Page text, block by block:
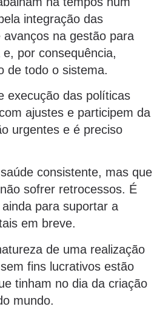
integração das
na gestão para
por consequência,
de todo o sistema.
execução das políticas
ajustes e participem da
urgentes e é preciso
consistente, mas que
sofrer retrocessos. É
para suportar a
em breve.
de uma realização
fins lucrativos estão
tinham no dia da criação
mundo.